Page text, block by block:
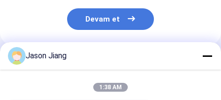
Devam et
Önerilen Ürünler
Jason Jiang
1:38 AM